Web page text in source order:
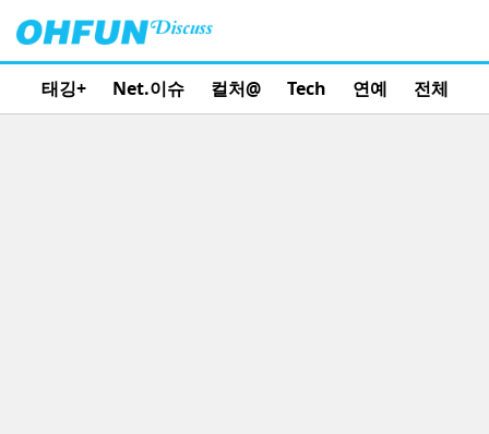
태깅+ Net.이슈 컬처@ Tech 연예 전체